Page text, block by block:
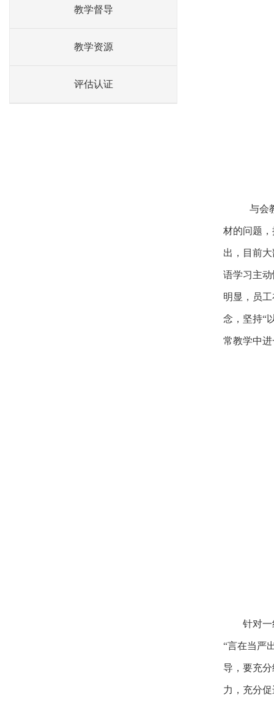
教学督导
教学资源
评估认证
与会
材的问题
出，目前
语学习主
明显，员
念，坚持“
常教学中
针对
“言在当严
导，要充
力，充分